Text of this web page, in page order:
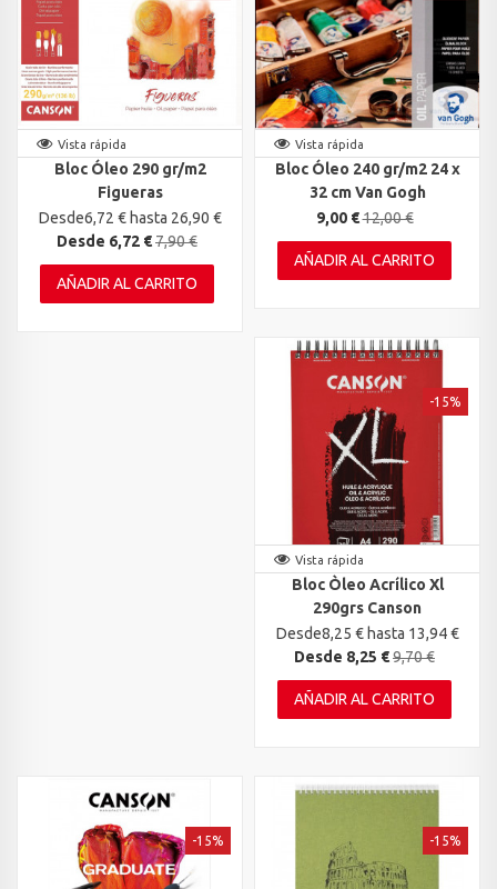
Vista rápida
Bloc Óleo 290 gr/m2
Figueras
Desde6,72 € hasta 26,90 €
Desde 6,72 €7,90 €
AÑADIR AL CARRITO
Vista rápida
Bloc Óleo 240 gr/m2 24 x
32 cm Van Gogh
9,00 €12,00 €
AÑADIR AL CARRITO
Vista rápida
Bloc Òleo Acrílico Xl
290grs Canson
Desde8,25 € hasta 13,94 €
Desde 8,25 €9,70 €
-15%
AÑADIR AL CARRITO
-15% -15%